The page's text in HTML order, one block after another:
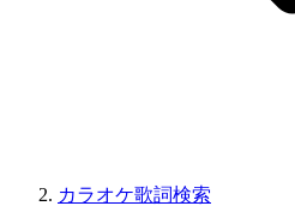
カラオケ歌詞検索